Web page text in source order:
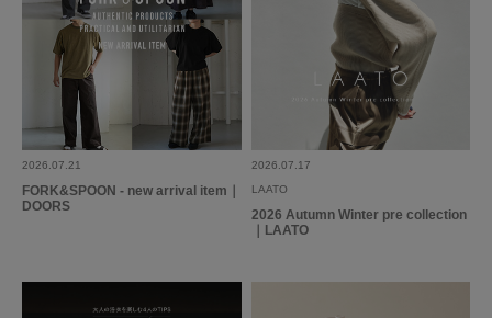
2026.07.21
FORK&SPOON - new arrival item｜
DOORS
2026.07.17
LAATO
2026 Autumn Winter pre collection
｜LAATO